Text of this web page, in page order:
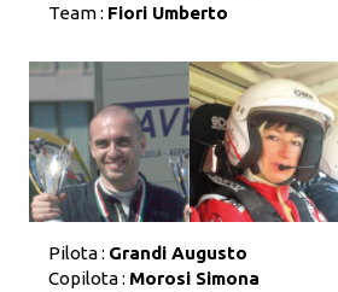
Team : Fiori Umberto
Pilota : Grandi Augusto
Copilota : Morosi Simona